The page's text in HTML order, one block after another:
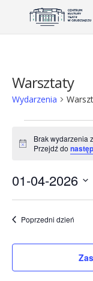
Warsztaty
Wydarzenia
for
1
kwietnia
2026
(środa)
Powiadomienie
Brak wydarzenia
Przejdź do
01-04-2026
Poprzedni dzień